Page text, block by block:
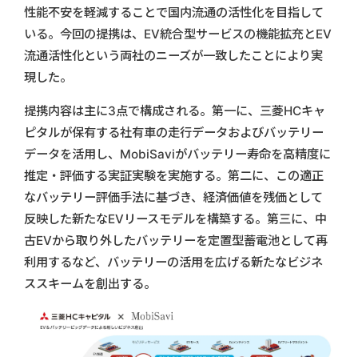
性能不安を軽減することで国内流通の活性化を目指して
いる。今回の提携は、EV統合型サービスの機能拡充とEV
流通活性化という両社のニーズが一致したことにより実
現した。
提携内容は主に3点で構成される。第一に、三菱HCキャ
ピタルが保有する社有車の走行データおよびバッテリー
データを活用し、MobiSaviがバッテリー寿命を高精度に
推定・評価する実証実験を実施する。第二に、この適正
なバッテリー評価手法に基づき、経済価値を残価として
反映した新たなEVリースモデルを構築する。第三に、中
古EVから取り外したバッテリーを定置型蓄電池として再
利用するなど、バッテリーの活用を広げる新たなビジネ
ススキームを創出する。